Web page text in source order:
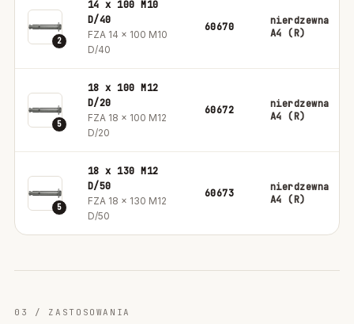
2
14 x 100 M10
D/40
FZA 14 x 100 M10
D/40
60670
nierdzewna
A4 (R)
5
18 x 100 M12
D/20
FZA 18 x 100 M12
D/20
60672
nierdzewna
A4 (R)
5
18 x 130 M12
D/50
FZA 18 x 130 M12
D/50
60673
nierdzewna
A4 (R)
03 / ZASTOSOWANIA